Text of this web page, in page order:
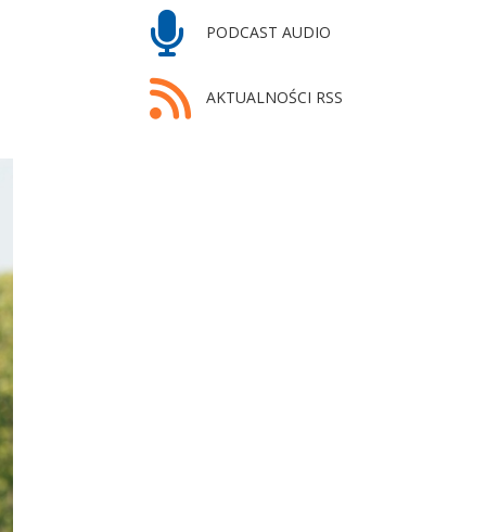
PODCAST AUDIO
AKTUALNOŚCI RSS